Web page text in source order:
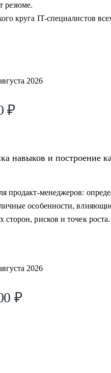
резюме.
круга IT-специалистов
2026
₽
навыков и построение
продакт‑менеджеров:
особенности,
рисков и точек роста.
2026
₽